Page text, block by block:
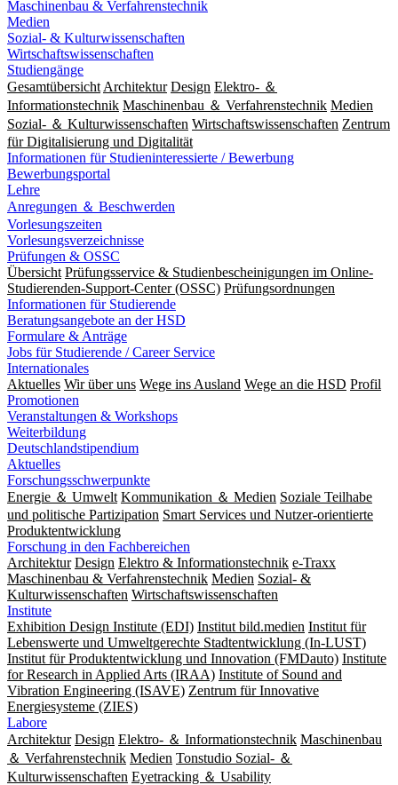
Maschinenbau & Verfahrenstechnik
Medien
Sozial- & Kulturwissenschaften
Wirtschaftswissenschaften
Studiengänge
Gesamtübersicht Architektur Design Elektro- ＆
Informationstechnik Maschinenbau ＆ Verfahrenstechnik Medien
Sozial- ＆ Kulturwissenschaften Wirtschaftswissenschaften Zentrum
für Digitalisierung und Digitalität
Informationen für Studieninteressierte / Bewerbung
Bewerbungsportal
Lehre
Anregungen ＆ Beschwerden
Vorlesungszeiten
Vorlesungsverzeichnisse
Prüfungen & OSSC
Übersicht Prüfungsservice & Studienbescheinigungen im Online-
Studierenden-Support-Center (OSSC) Prüfungsordnungen
Informationen für Studierende
Beratungsangebote an der HSD
Formulare & Anträge
Jobs für Studierende / Career Service
Internationales
Aktuelles Wir über uns Wege ins Ausland Wege an die HSD Profil
Promotionen
Veranstaltungen & Workshops
Weiterbildung
Deutschlandstipendium
Aktuelles
Forschungsschwerpunkte
Energie ＆ Umwelt Kommunikation ＆ Medien Soziale Teilhabe
und politische Partizipation Smart Services und Nutzer-orientierte
Produktentwicklung
Forschung in den Fachbereichen
Architektur Design Elektro & Informationstechnik e-Traxx
Maschinenbau & Verfahrenstechnik Medien Sozial- &
Kulturwissenschaften Wirtschaftswissenschaften
Institute
Exhibition Design Institute (EDI) Institut bild.medien Institut für
Lebenswerte und Umweltgerechte Stadtentwicklung (In-LUST)
Institut für Produktentwicklung und Innovation (FMDauto) Institute
for Research in Applied Arts (IRAA) Institute of Sound and
Vibration Engineering (ISAVE) Zentrum für Innovative
Energiesysteme (ZIES)
Labore
Architektur Design Elektro- ＆ Informationstechnik Maschinenbau
＆ Verfahrenstechnik Medien Tonstudio Sozial- ＆
Kulturwissenschaften Eyetracking ＆ Usability